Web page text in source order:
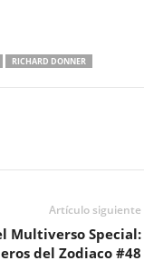
arriba/abajo
RICHARD DONNER
Artículo siguiente
Multiverso Special:
del Zodiaco #48